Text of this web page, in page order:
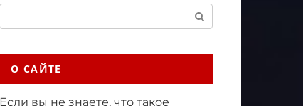
О САЙТЕ
Если вы не знаете, что такое